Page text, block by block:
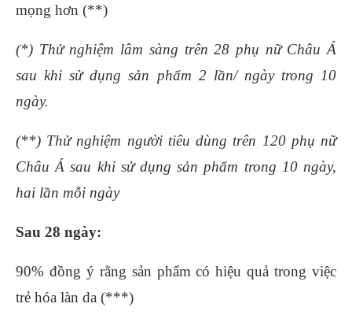
mọng hơn (**)
(*) Thử nghiệm lâm sàng trên 28 phụ nữ Châu Á
sau khi sử dụng sản phẩm 2 lần/ ngày trong 10
ngày.
(**) Thử nghiệm người tiêu dùng trên 120 phụ nữ
Châu Á sau khi sử dụng sản phẩm trong 10 ngày,
hai lần mỗi ngày
Sau 28 ngày:
90% đồng ý rằng sản phẩm có hiệu quả trong việc
trẻ hóa làn da (***)